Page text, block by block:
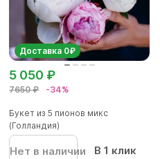
Доставка 0₽
7650 ₽ -34%
5 050 ₽
Букет из 5 пионов микс
(Голландия)
Нет в наличии В 1 клик